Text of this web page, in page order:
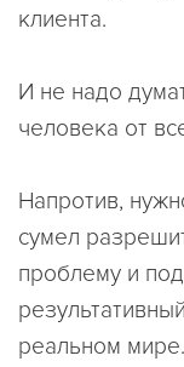
клиента.
И не надо
человека от
Напротив,
сумел
проблему и
реальном мире.